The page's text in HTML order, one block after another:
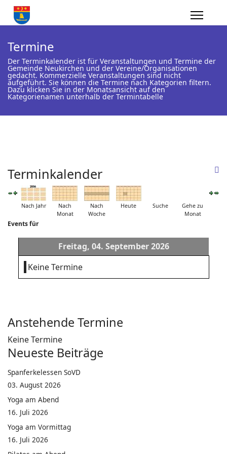
Termine
Der Terminkalender ist für Veranstaltungen und Termine der
Gemeinde Neukirchen und der Vereine/Organisationen
gedacht. Kommerzielle Veranstaltungen sind nicht
aufgeführt. Sie können die Termine nach Kategorien filtern.
Dazu klicken Sie in der Monatsansicht auf den
Kategorienamen unterhalb der Termintabelle
Terminkalender
Nach Jahr
Nach
Monat
Nach
Woche
Heute Suche
Gehe zu
Monat
Events für
Freitag, 04. September 2026
Keine Termine
Anstehende Termine
Keine Termine
Neueste Beiträge
Spanferkelessen SoVD
03. August 2026
Yoga am Abend
16. Juli 2026
Yoga am Vormittag
16. Juli 2026